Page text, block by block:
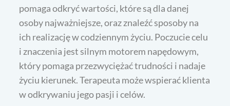
pomaga odkryć wartości, które są dla danej
osoby najważniejsze, oraz znaleźć sposoby na
ich realizację w codziennym życiu. Poczucie celu
i znaczenia jest silnym motorem napędowym,
który pomaga przezwyciężać trudności i nadaje
życiu kierunek. Terapeuta może wspierać klienta
w odkrywaniu jego pasji i celów.